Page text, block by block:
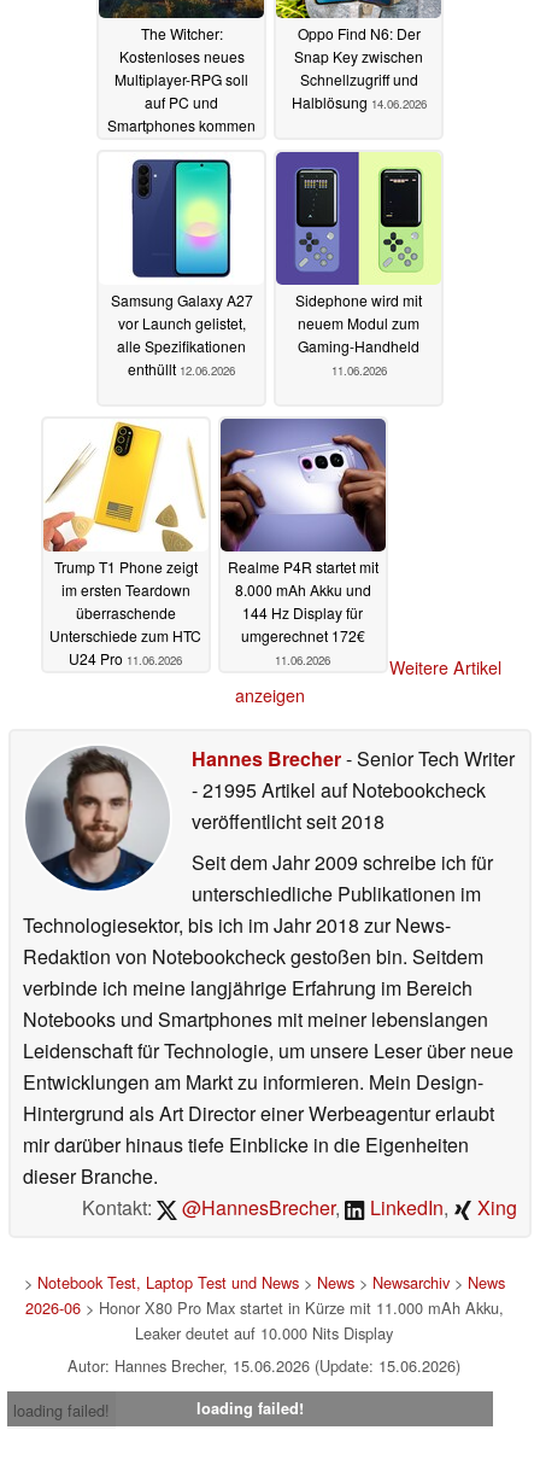
The Witcher:
Kostenloses neues
Multiplayer-RPG soll
auf PC und
Smartphones kommen
Oppo Find N6: Der
Snap Key zwischen
Schnellzugriff und
Halblösung 14.06.2026
Samsung Galaxy A27
vor Launch gelistet,
alle Spezifikationen
enthüllt 12.06.2026
Sidephone wird mit
neuem Modul zum
Gaming-Handheld
11.06.2026
Trump T1 Phone zeigt
im ersten Teardown
überraschende
Unterschiede zum HTC
U24 Pro 11.06.2026
Realme P4R startet mit
8.000 mAh Akku und
144 Hz Display für
umgerechnet 172€
11.06.2026
Weitere Artikel
anzeigen
Hannes Brecher- Senior Tech Writer
- 21995 Artikel auf Notebookcheck
veröffentlichtseit 2018
Seit dem Jahr 2009 schreibe ich für
unterschiedliche Publikationen im
Technologiesektor, bis ich im Jahr 2018 zur News-
Redaktion von Notebookcheck gestoßen bin. Seitdem
verbinde ich meine langjährige Erfahrung im Bereich
Notebooks und Smartphones mit meiner lebenslangen
Leidenschaft für Technologie, um unsere Leser über neue
Entwicklungen am Markt zu informieren. Mein Design-
Hintergrund als Art Director einer Werbeagentur erlaubt
mir darüber hinaus tiefe Einblicke in die Eigenheiten
dieser Branche.
Kontakt:
@HannesBrecher, LinkedIn, Xing
> Notebook Test, Laptop Test und News> News> Newsarchiv> News
2026-06> Honor X80 Pro Max startet in Kürze mit 11.000 mAh Akku,
Leaker deutet auf 10.000 Nits Display
Autor: Hannes Brecher, 15.06.2026 (Update: 15.06.2026)
loading failed!
loading failed!